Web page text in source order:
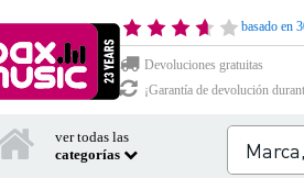
basado en
Devoluciones gratuitas
¡Garantía de devolución
ver todas las
categorías